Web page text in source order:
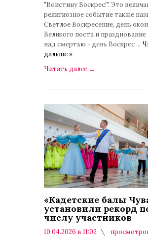
"Воистину Воскрес!". Это
религиозное событие также
Светлое Воскресение, день
Великого поста и
над смертью - день Воскрес ...
дальше »
Читать далее →
«Кадетские балы
установили рекорд
числу участников
10.04.2026 в 11:02